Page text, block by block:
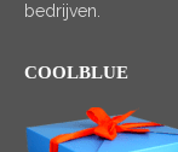
bedrijven.
COOLBLUE